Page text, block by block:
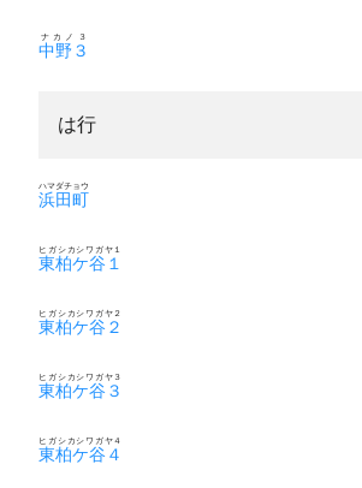
中野３
ナカノ３
は行
浜田町
ハマダチョウ
東柏ケ谷１
ヒガシカシワガヤ１
東柏ケ谷２
ヒガシカシワガヤ２
東柏ケ谷３
ヒガシカシワガヤ３
東柏ケ谷４
ヒガシカシワガヤ４